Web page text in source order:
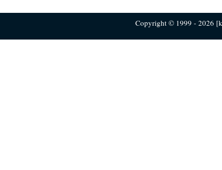
Copyright © 1999 - 2026